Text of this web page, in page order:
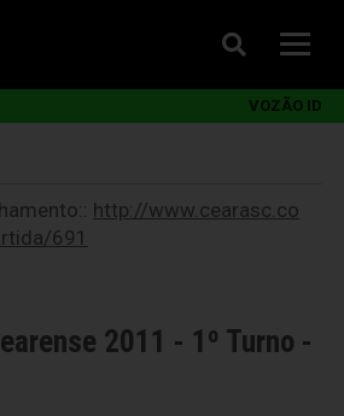
VOZÃO ID
http://www.cearasc.co
691
2011 - 1º Turno -